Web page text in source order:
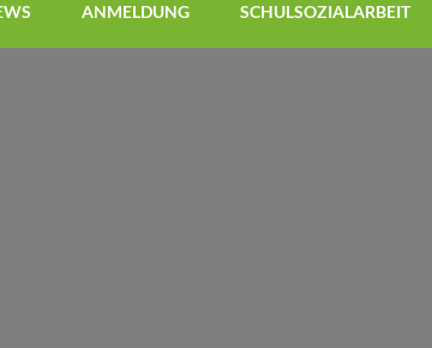
ANMELDUNG SCHULSOZIALARBEIT